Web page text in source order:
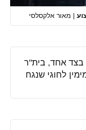
| מאור אלקסלסי
בצד אחד, בית"ר
לחוגי שנגח